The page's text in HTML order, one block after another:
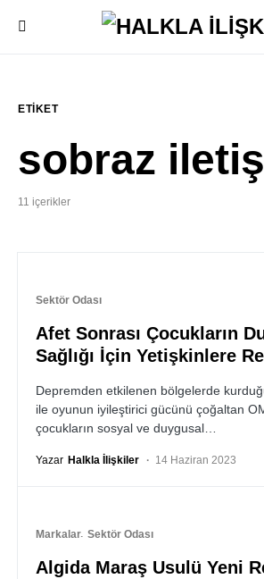
ETIKET
sobraz
11 içerikler
Sektör Odası
Afet Sonrası Çocukların
Sağlığı İçin Yetişkinlere
Depremden etkilenen bölgelerde
ile oyunun iyileştirici gücünü çoğaltan
çocukların sosyal ve duygusal…
Yazar Halkla İlişkiler 14 Haziran 2023
Markalar Sektör Odası
Algida Maraş Usulü Yeni